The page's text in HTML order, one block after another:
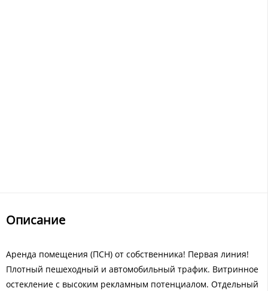
Описание
Аренда помещения (ПСН) от собственника! Первая линия!
Плотный пешеходный и автомобильный трафик. Витринное
остекление с высоким рекламным потенциалом. Отдельный